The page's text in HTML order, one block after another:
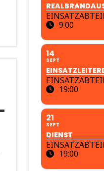
9:00
14
SEPT
19:00
21
SEPT
DIENST
19:00